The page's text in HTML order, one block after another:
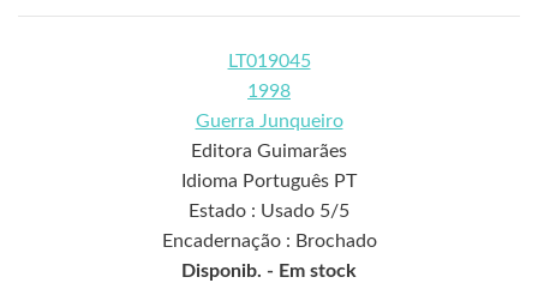
LT019045
1998
Guerra Junqueiro
Editora Guimarães
Idioma Português PT
Estado : Usado 5/5
Encadernação : Brochado
Disponib. - Em stock